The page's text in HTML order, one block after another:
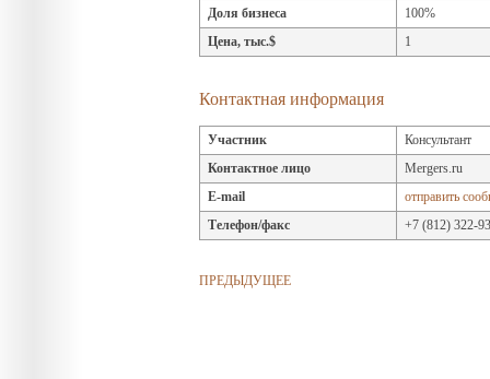
Доля бизнеса
100%
Цена, тыс.$
1
Контактная информация
Участник
Консультант
Контактное лицо
Mergers.ru
E-mail
отправить
Телефон/факс
+7 (812) 322-
ПРЕДЫДУЩЕЕ